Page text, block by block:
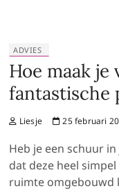
ADVIES
Hoe maak je
fantastische
Liesje 25 februari
Heb je een schuur
dat deze heel
ruimte omgebouwd